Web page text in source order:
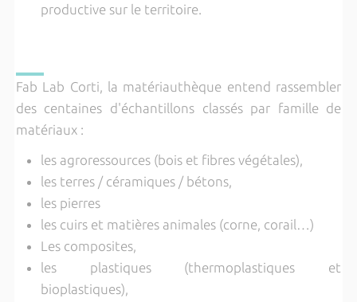
productive sur le territoire.
Fab Lab Corti, la matériauthèque entend rassembler
des centaines d'échantillons classés par famille de
matériaux :
les agroressources (bois et fibres végétales),
les terres / céramiques / bétons,
les pierres
les cuirs et matières animales (corne, corail…)
Les composites,
les plastiques (thermoplastiques et
bioplastiques),